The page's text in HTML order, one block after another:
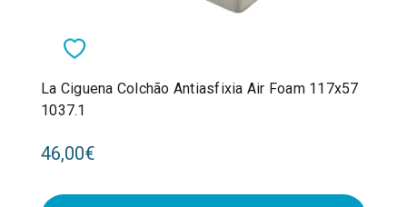
La Ciguena Colchão Antiasfixia Air Foam 117x57
1037.1
46,00€